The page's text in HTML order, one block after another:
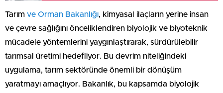
Tarım ve Orman Bakanlığı, kimyasal ilaçların yerine insan
ve çevre sağlığını önceliklendiren biyolojik ve biyoteknik
mücadele yöntemlerini yaygınlaştırarak, sürdürülebilir
tarımsal üretimi hedefliyor. Bu devrim niteliğindeki
uygulama, tarım sektöründe önemli bir dönüşüm
yaratmayı amaçlıyor. Bakanlık, bu kapsamda biyolojik